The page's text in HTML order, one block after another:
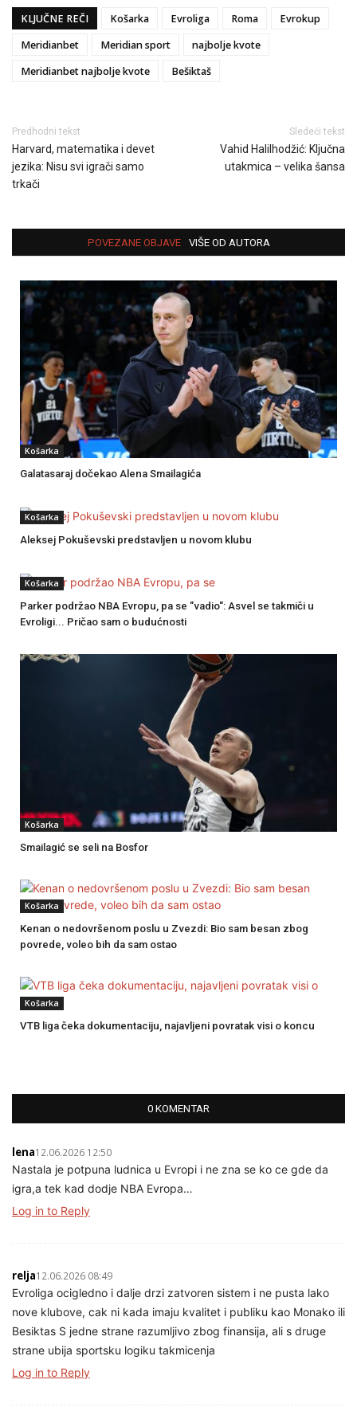
KLJUČNE REČI Košarka Evroliga Roma
Evrokup
Meridianbet
Meridian sport
najbolje kvote
Meridianbet najbolje kvote
Bešiktaš
Predhodni tekst
Harvard, matematika i devet
jezika: Nisu svi igrači samo
trkači
Sledeći tekst
Vahid Halilhodžić: Ključna
utakmica – velika šansa
POVEZANE OBJAVE VIŠE OD AUTORA
Košarka
Galatasaraj dočekao Alena Smailagića
Košarka
Aleksej Pokuševski predstavljen u novom klubu
Košarka
Parker podržao NBA Evropu, pa se "vadio": Asvel se takmiči u
Evroligi... Pričao sam o budućnosti
Košarka
Smailagić se seli na Bosfor
Košarka
Kenan o nedovršenom poslu u Zvezdi: Bio sam besan zbog
povrede, voleo bih da sam ostao
Košarka
VTB liga čeka dokumentaciju, najavljeni povratak visi o koncu
0 KOMENTAR
lena12.06.2026 12:50
Nastala je potpuna ludnica u Evropi i ne zna se ko ce gde da
igra,a tek kad dodje NBA Evropa…
Log in to Reply
relja12.06.2026 08:49
Evroliga ocigledno i dalje drzi zatvoren sistem i ne pusta lako
nove klubove, cak ni kada imaju kvalitet i publiku kao Monako ili
Besiktas S jedne strane razumljivo zbog finansija, ali s druge
strane ubija sportsku logiku takmicenja
Log in to Reply